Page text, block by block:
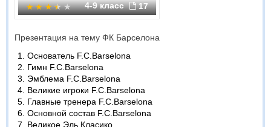
4-9 класс 17
Презентация на тему ФК Барселона
Основатель F.C.Barselona
Гимн F.C.Barselona
Эмблема F.C.Barselona
Великие игроки F.C.Barselona
Главные тренера F.C.Barselona
Основной состав F.C.Barselona
Великое Эль Класико